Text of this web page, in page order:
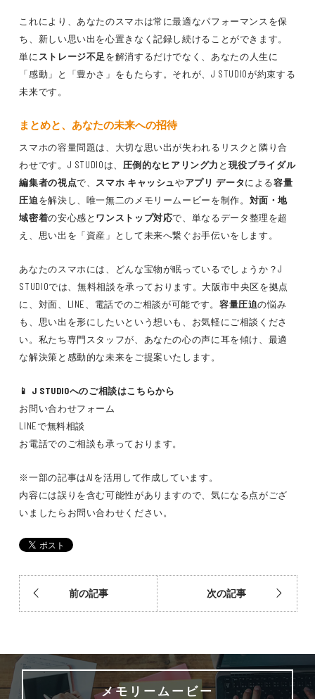
これにより、あなたのスマホは常に最適なパフォーマンスを保
ち、新しい思い出を心置きなく記録し続けることができます。
単に ストレージ不足を解消するだけでなく、あなたの人生に
「感動」と「豊かさ」をもたらす。それが、J STUDIOが約束する
未来です。
まとめと、あなたの未来への招待
スマホの容量問題は、大切な思い出が失われるリスクと隣り合
わせです。J STUDIOは、 圧倒的なヒアリング力 と 現役ブライダル
編集者の視点で、 スマホ キャッシュやアプリ データによる容量
圧迫を解決し、唯一無二のメモリームービーを制作。 対面・地
域密着の安心感と ワンストップ対応で、単なるデータ整理を超
え、思い出を「資産」として未来へ繋ぐお手伝いをします。
あなたのスマホには、どんな宝物が眠っているでしょうか？J
STUDIOでは、無料相談を承っております。大阪市中央区を拠点
に、対面、LINE、電話でのご相談が可能です。 容量圧迫の悩み
も、思い出を形にしたいという想いも、お気軽にご相談くださ
い。私たち専門スタッフが、あなたの心の声に耳を傾け、最適
な解決策と感動的な未来をご提案いたします。
📱 J STUDIOへのご相談はこちらから
お問い合わせフォーム
LINEで無料相談
お電話でのご相談も承っております。
※一部の記事はAIを活用して作成しています。
内容には誤りを含む可能性がありますので、気になる点がござ
いましたらお問い合わせください。
前の記事 次の記事
メモリームービー